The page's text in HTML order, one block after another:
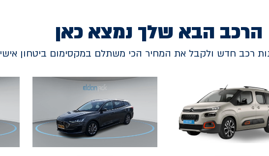
הרכב הבא שלך נמצא כאן
רכב חדש ולקבל את המחיר הכי משתלם במקסימום ביטחון אישי